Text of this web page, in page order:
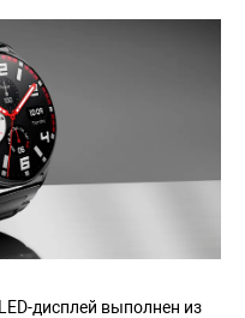
дисплей выполнен из